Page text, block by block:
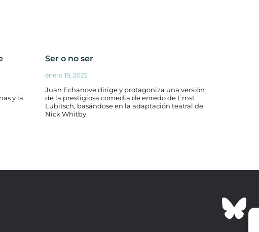
y la
Ser o no ser
enero 19, 2022
Juan Echanove dirige y protagoniza una versión
de la prestigiosa comedia de enredo de Ernst
Lubitsch, basándose en la adaptación teatral de
Nick Whitby.